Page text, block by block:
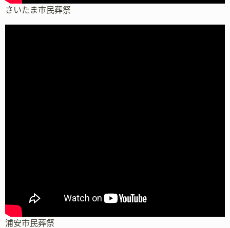
さいたま市民葬祭
浦安市民葬祭